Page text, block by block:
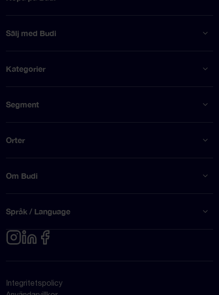
Sälj med Budi
Kategorier
Segment
Orter
Om Budi
Språk / Language
Integritetspolicy